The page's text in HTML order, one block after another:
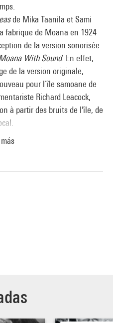
de Mika Taanila et Sami
fabrique de Moana en 1924
de la version sonorisée
With Sound. En effet,
de la version originale,
pour l’île samoane de
Richard Leacock,
à partir des bruits de l'île, de